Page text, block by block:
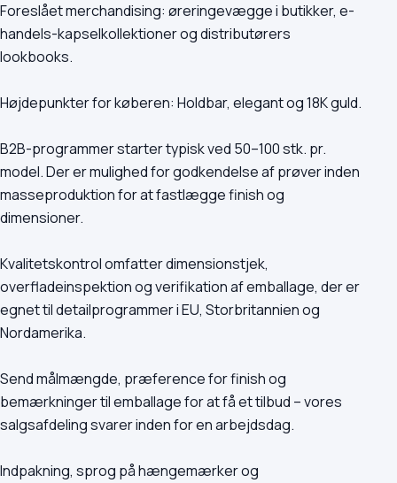
Foreslået merchandising: øreringevægge i butikker, e-
handels-kapselkollektioner og distributørers
lookbooks.
Højdepunkter for køberen: Holdbar, elegant og 18K guld.
B2B-programmer starter typisk ved 50–100 stk. pr.
model. Der er mulighed for godkendelse af prøver inden
masseproduktion for at fastlægge finish og
dimensioner.
Kvalitetskontrol omfatter dimensionstjek,
overfladeinspektion og verifikation af emballage, der er
egnet til detailprogrammer i EU, Storbritannien og
Nordamerika.
Send målmængde, præference for finish og
bemærkninger til emballage for at få et tilbud – vores
salgsafdeling svarer inden for en arbejdsdag.
Indpakning, sprog på hængemærker og